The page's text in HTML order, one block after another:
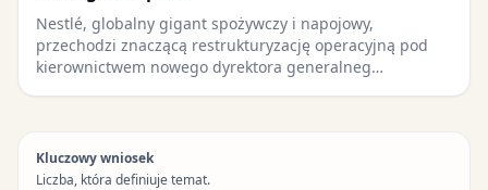
Nestlé, globalny gigant spożywczy i napojowy,
przechodzi znaczącą restrukturyzację operacyjną pod
kierownictwem nowego dyrektora generalneg…
Kluczowy wniosek
Liczba, która definiuje temat.